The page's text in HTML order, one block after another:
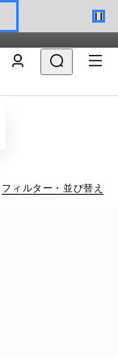
〕
アイテムを
フィルター・並び替え